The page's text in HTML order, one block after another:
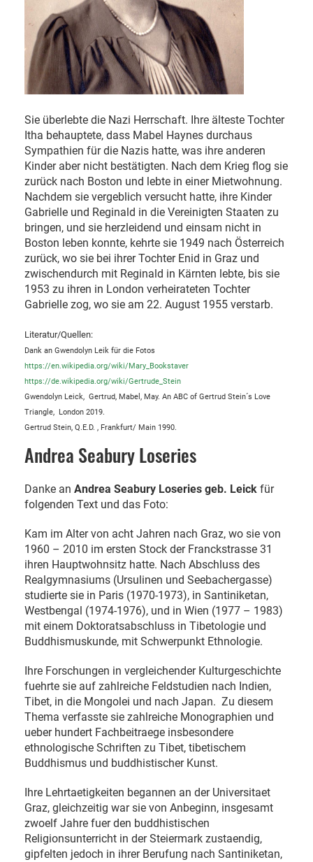
Sie überlebte die Nazi Herrschaft. Ihre älteste Tochter
Itha behauptete, dass Mabel Haynes durchaus
Sympathien für die Nazis hatte, was ihre anderen
Kinder aber nicht bestätigten. Nach dem Krieg flog sie
zurück nach Boston und lebte in einer Mietwohnung.
Nachdem sie vergeblich versucht hatte, ihre Kinder
Gabrielle und Reginald in die Vereinigten Staaten zu
bringen, und sie herzleidend und einsam nicht in
Boston leben konnte, kehrte sie 1949 nach Österreich
zurück, wo sie bei ihrer Tochter Enid in Graz und
zwischendurch mit Reginald in Kärnten lebte, bis sie
1953 zu ihren in London verheirateten Tochter
Gabrielle zog, wo sie am 22. August 1955 verstarb.
Literatur/Quellen:
Dank an Gwendolyn Leik für die Fotos
https://en.wikipedia.org/wiki/Mary_Bookstaver
https://de.wikipedia.org/wiki/Gertrude_Stein
Gwendolyn Leick, Gertrud, Mabel, May. An ABC of Gertrud Stein´s Love
Triangle, London 2019.
Gertrud Stein, Q.E.D. , Frankfurt/ Main 1990.
Andrea Seabury Loseries
Danke an Andrea Seabury Loseries geb. Leick für
folgenden Text und das Foto:
Kam im Alter von acht Jahren nach Graz, wo sie von
1960 – 2010 im ersten Stock der Franckstrasse 31
ihren Hauptwohnsitz hatte. Nach Abschluss des
Realgymnasiums (Ursulinen und Seebachergasse)
studierte sie in Paris (1970-1973), in Santiniketan,
Westbengal (1974-1976), und in Wien (1977 – 1983)
mit einem Doktoratsabschluss in Tibetologie und
Buddhismuskunde, mit Schwerpunkt Ethnologie.
Ihre Forschungen in vergleichender Kulturgeschichte
fuehrte sie auf zahlreiche Feldstudien nach Indien,
Tibet, in die Mongolei und nach Japan. Zu diesem
Thema verfasste sie zahlreiche Monographien und
ueber hundert Fachbeitraege insbesondere
ethnologische Schriften zu Tibet, tibetischem
Buddhismus und buddhistischer Kunst.
Ihre Lehrtaetigkeiten begannen an der Universitaet
Graz, gleichzeitig war sie von Anbeginn, insgesamt
zwoelf Jahre fuer den buddhistischen
Religionsunterricht in der Steiermark zustaendig,
gipfelten jedoch in ihrer Berufung nach Santiniketan,